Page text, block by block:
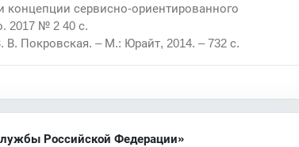
концепции сервисно-ориентированного
2017 № 2 40 с.
Покровская. – М.: Юрайт, 2014. – 732 с.
Российской Федерации»